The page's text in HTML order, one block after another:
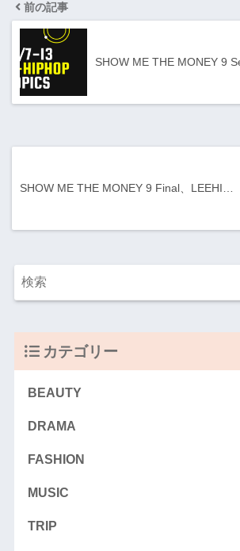
前の記事
SHOW ME THE MONEY 9
SHOW ME THE MONEY 9 Final、LEEHI…
カテゴリー
BEAUTY
DRAMA
FASHION
MUSIC
TRIP